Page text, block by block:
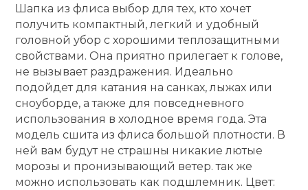
Подставки
Футы
Одежда для
Грифы и
Блины
Лямки,
Ролики для
Упоры для
и тренерский
и защита
оборудование
Шапка из флиса выбор для тех, кто хочет
получить компактный, легкий и удобный
головной убор с хорошими теплозащитными
свойствами. Она приятно прилегает к голове,
не вызывает раздражения. Идеально
подойдет для катания на санках, лыжах или
сноуборде, а также для повседневного
использования в холодное время года. Эта
модель сшита из флиса большой плотности. В
ней вам будут не страшны никакие лютые
морозы и пронизывающий ветер. так же
можно использовать как подшлемник. Цвет: